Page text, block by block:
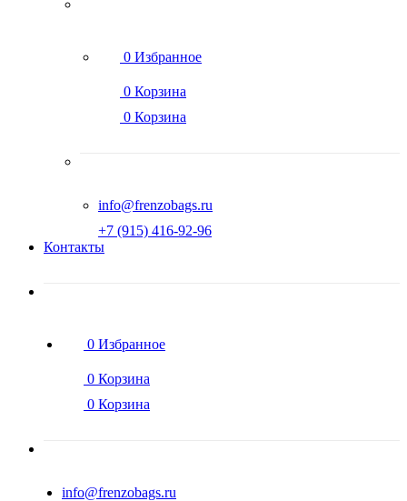
0 Избранное
0 Корзина
0 Корзина
info@frenzobags.ru
‭+7 (915) 416-92-96
Контакты
0 Избранное
0 Корзина
0 Корзина
info@frenzobags.ru